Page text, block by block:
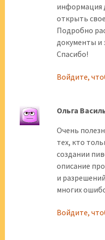
информация
открыть
Подробно
документы и
Спасибо!
Войдите,
Ольга
Очень
тех, кто
создании
описание
и
многих
Войдите,